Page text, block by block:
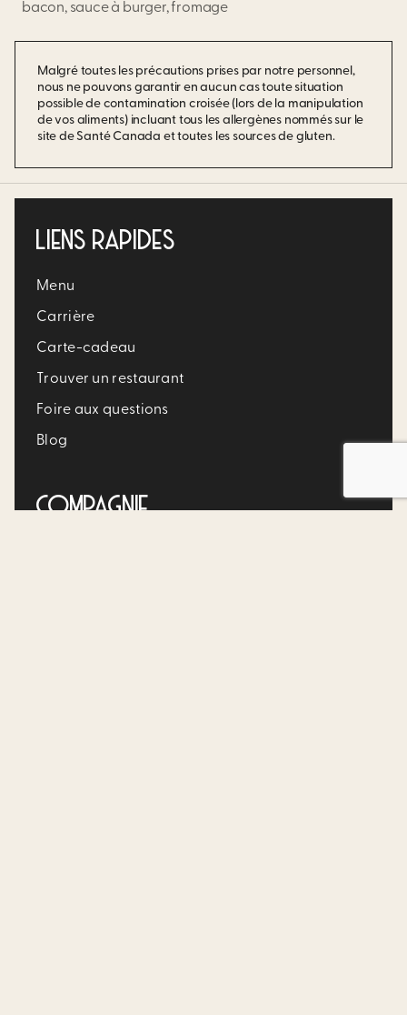
Malgré toutes les précautions prises par notre personnel,
nous ne pouvons garantir en aucun cas toute situation
possible de contamination croisée (lors de la manipulation
de vos aliments) incluant tous les allergènes nommés sur le
site de Santé Canada et toutes les sources de gluten.
bacon, sauce à burger, fromage
LIENS RAPIDES
Menu
Carrière​
Carte-cadeau
Trouver un restaurant​
Foire aux questions
Blog
COMPAGNIE